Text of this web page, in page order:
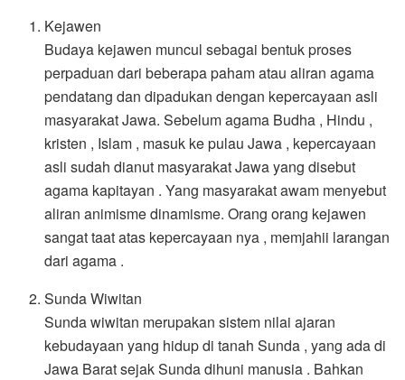
Kejawen
Budaya kejawen muncul sebagai bentuk proses
perpaduan dari beberapa paham atau aliran agama
pendatang dan dipadukan dengan kepercayaan asli
masyarakat Jawa. Sebelum agama Budha , Hindu ,
kristen , Islam , masuk ke pulau Jawa , kepercayaan
asli sudah dianut masyarakat Jawa yang disebut
agama kapitayan . Yang masyarakat awam menyebut
aliran animisme dinamisme. Orang orang kejawen
sangat taat atas kepercayaan nya , memjahii larangan
dari agama .
Sunda Wiwitan
Sunda wiwitan merupakan sistem nilai ajaran
kebudayaan yang hidup di tanah Sunda , yang ada di
Jawa Barat sejak Sunda dihuni manusia . Bahkan